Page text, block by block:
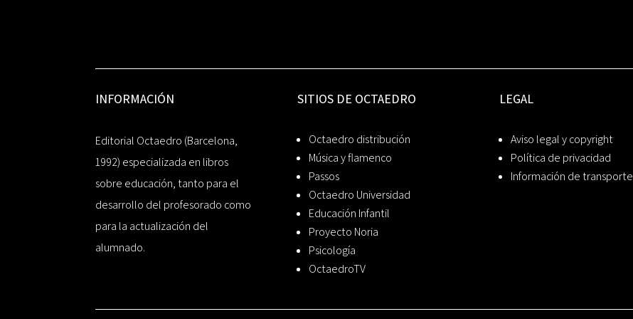
INFORMACIÓN
Editorial Octaedro (Barcelona,
1992) especializada en libros
sobre educación, tanto para el
desarrollo del profesorado como
para la actualización del
alumnado.
SITIOS DE OCTAEDRO
Octaedro distribución
Música y flamenco
Passos
Octaedro Universidad
Educación Infantil
Proyecto Noria
Psicología
OctaedroTV
LEGAL
Aviso legal y copyright
Política de privacidad
Información de transporte